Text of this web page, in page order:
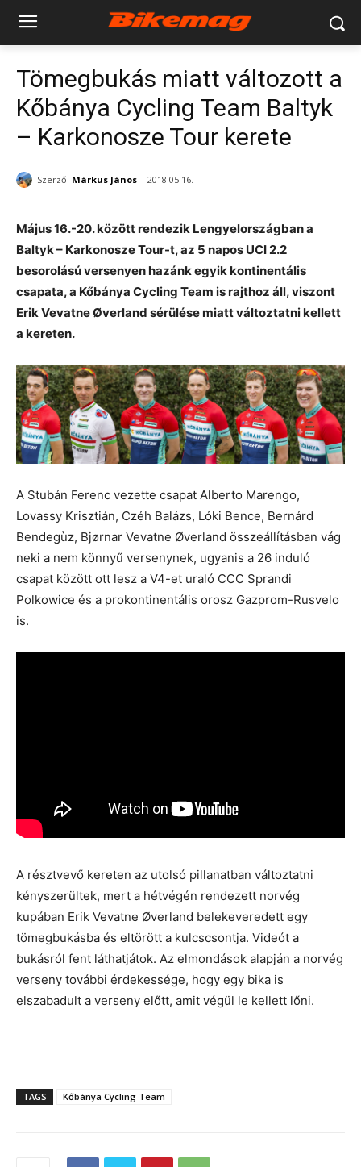
Tömegbukás miatt változott a
Kőbánya Cycling Team Baltyk
– Karkonosze Tour kerete
Szerző: Márkus János 2018.05.16.
Május 16.-20. között rendezik Lengyelországban a
Baltyk – Karkonosze Tour-t, az 5 napos UCI 2.2
besorolású versenyen hazánk egyik kontinentális
csapata, a Kőbánya Cycling Team is rajthoz áll, viszont
Erik Vevatne Øverland sérülése miatt változtatni kellett
a kereten.
A Stubán Ferenc vezette csapat Alberto Marengo,
Lovassy Krisztián, Czéh Balázs, Lóki Bence, Bernárd
Bendegùz, Bjørnar Vevatne Øverland összeállításban vág
neki a nem könnyű versenynek, ugyanis a 26 induló
csapat között ott lesz a V4-et uraló CCC Sprandi
Polkowice és a prokontinentális orosz Gazprom-Rusvelo
is.
A résztvevő kereten az utolsó pillanatban változtatni
kényszerültek, mert a hétvégén rendezett norvég
kupában Erik Vevatne Øverland belekeveredett egy
tömegbukásba és eltörött a kulcscsontja. Videót a
bukásról fent láthatjátok. Az elmondások alapján a norvég
verseny további érdekessége, hogy egy bika is
elszabadult a verseny előtt, amit végül le kellett lőni.
TAGS Kőbánya Cycling Team